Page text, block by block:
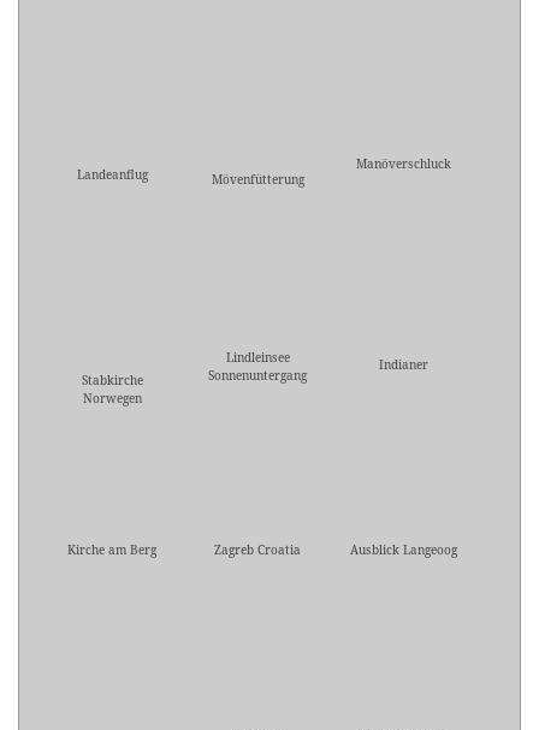
Landeanflug Mövenfütterung
Manöverschluck
Stabkirche
Norwegen
Lindleinsee
Sonnenuntergang
Indianer
Kirche am Berg Zagreb Croatia Ausblick Langeoog